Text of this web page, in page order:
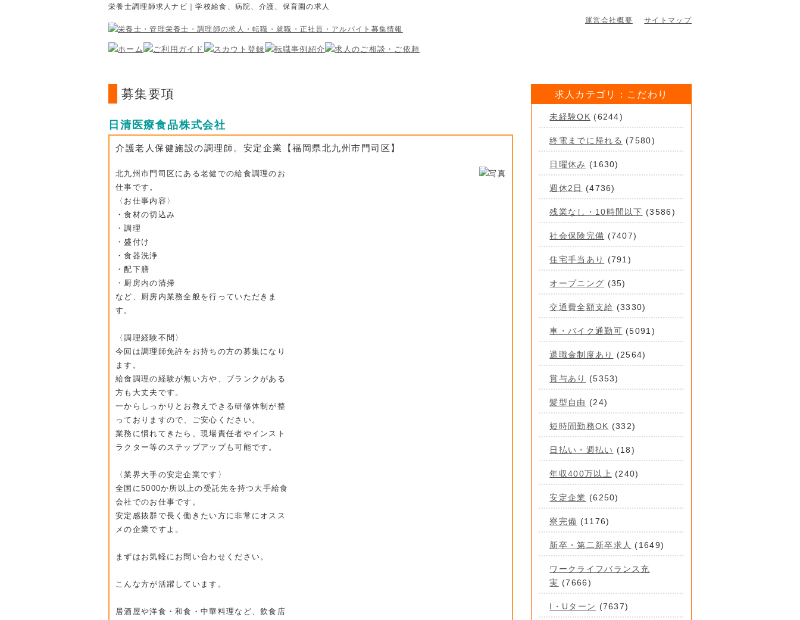
栄養士調理師求人ナビ｜学校給食、病院、介護、保育園の求人
運営会社概要
サイトマップ
募集要項
日清医療食品株式会社
介護老人保健施設の調理師。安定企業【福岡県北九州市門司区】
北九州市門司区にある老健での給食調理のお
仕事です。
〈お仕事内容〉
・食材の切込み
・調理
・盛付け
・食器洗浄
・配下膳
・厨房内の清掃
など、厨房内業務全般を行っていただきま
す。
〈調理経験不問〉
今回は調理師免許をお持ちの方の募集になり
ます。
給食調理の経験が無い方や、ブランクがある
方も大丈夫です。
一からしっかりとお教えできる研修体制が整
っておりますので、ご安心ください。
業務に慣れてきたら、現場責任者やインスト
ラクター等のステップアップも可能です。
〈業界大手の安定企業です〉
全国に5000か所以上の受託先を持つ大手給食
会社でのお仕事です。
安定感抜群で長く働きたい方に非常にオスス
メの企業ですよ。
まずはお気軽にお問い合わせください。
こんな方が活躍しています。
居酒屋や洋食・和食・中華料理など、飲食店
求人カテゴリ：こだわり
未経験OK (6244)
終電までに帰れる (7580)
日曜休み (1630)
週休2日 (4736)
残業なし・10時間以下 (3586)
社会保険完備 (7407)
住宅手当あり (791)
オープニング (35)
交通費全額支給 (3330)
車・バイク通勤可 (5091)
退職金制度あり (2564)
賞与あり (5353)
髪型自由 (24)
短時間勤務OK (332)
日払い・週払い (18)
年収400万以上 (240)
安定企業 (6250)
寮完備 (1176)
新卒・第二新卒求人 (1649)
ワークライフバランス充
実 (7666)
I・Uターン (7637)